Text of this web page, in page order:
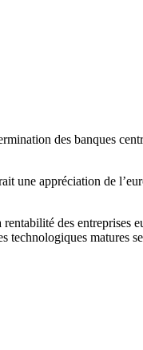
des banques
une appréciation de
des entreprises
technologiques matures